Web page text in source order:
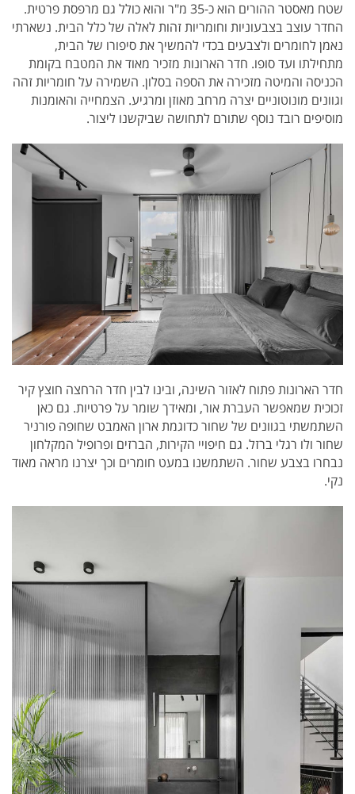
שטח מאסטר ההורים הוא כ-35 מ"ר והוא כולל גם מרפסת פרטית.
החדר עוצב בצבעוניות וחומריות זהות לאלה של כלל הבית. נשארתי
נאמן לחומרים ולצבעים בכדי להמשיך את סיפורו של הבית,
מתחילתו ועד סופו. חדר הארונות מזכיר מאוד את המטבח בקומת
הכניסה והמיטה מזכירה את הספה בסלון. השמירה על חומריות זהה
וגוונים מונוטוניים יצרה מרחב מאוזן ומרגיע. הצמחייה והאומנות
מוסיפים רובד נוסף שתורם לתחושה שביקשנו ליצור.
חדר הארונות פתוח לאזור השינה, ובינו לבין חדר הרחצה חוצץ קיר
זכוכית שמאפשר העברת אור, ומאידך שומר על פרטיות. גם כאן
השתמשתי בגוונים של שחור כדוגמת ארון האמבט שחופה פורניר
שחור ולו רגלי ברזל. גם חיפויי הקירות, הברזים ופרופיל המקלחון
נבחרו בצבע שחור. השתמשנו במעט חומרים וכך יצרנו מראה מאוד
נקי.